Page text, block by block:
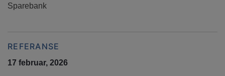
Sparebank
REFERANSE
17 februar, 2026